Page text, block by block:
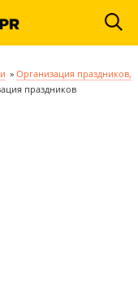
» Организация праздников,
праздников